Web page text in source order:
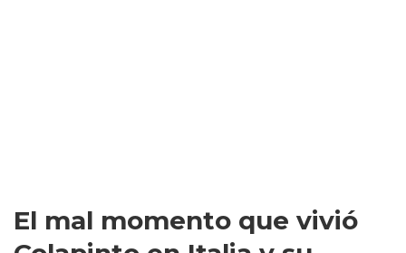
El mal momento que vivió